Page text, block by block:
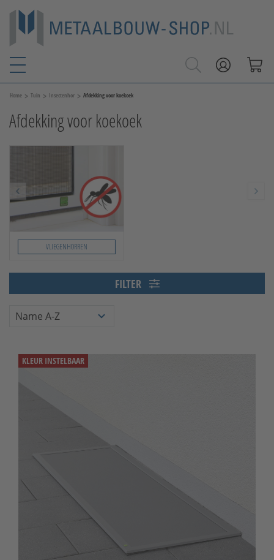
Home > Tuin > Insectenhor > Afdekking voor koekoek
Afdekking voor koekoek
VLIEGENHORREN
FILTER
KLEUR INSTELBAAR